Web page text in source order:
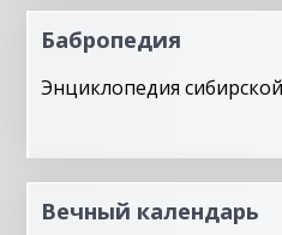
Бабропедия
Энциклопедия
Вечный календарь